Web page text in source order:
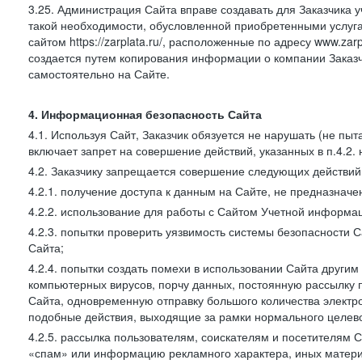
3.25. Администрация Сайта вправе создавать для
такой необходимости, обусловленной приобретенными
сайтом https://zarplata.ru/, расположенные по адресу
создается путем копирования информации о компании
самостоятельно на Сайте.
4. Информационная безопасность Сайта
4.1. Используя Сайт, Заказчик обязуется не нарушать (не
включает запрет на совершение действий, указанных в
4.2. Заказчику запрещается совершение следующих
4.2.1. получение доступа к данным на Сайте, не
4.2.2. использование для работы с Сайтом Учетной
4.2.3. попытки проверить уязвимость системы
Сайта;
4.2.4. попытки создать помехи в использовании Сайта
компьютерных вирусов, порчу данных, постоянную
Сайта, одновременную отправку большого количества
подобные действия, выходящие за рамки нормального
4.2.5. рассылка пользователям, соискателям и
«спам» или информацию рекламного характера, иных